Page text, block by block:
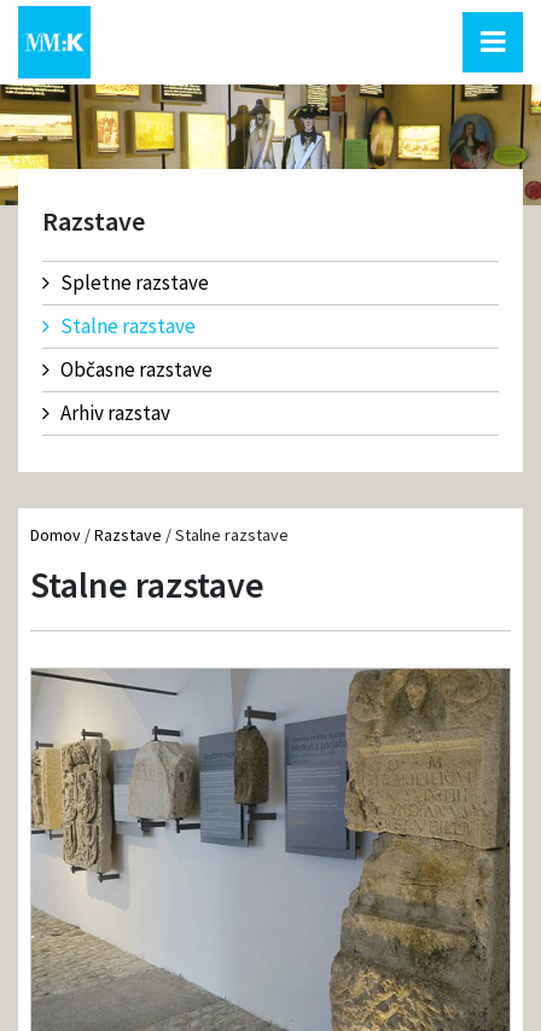
Razstave
Spletne razstave
Stalne razstave
Občasne razstave
Arhiv razstav
Domov /Razstave /Stalne razstave
Stalne razstave